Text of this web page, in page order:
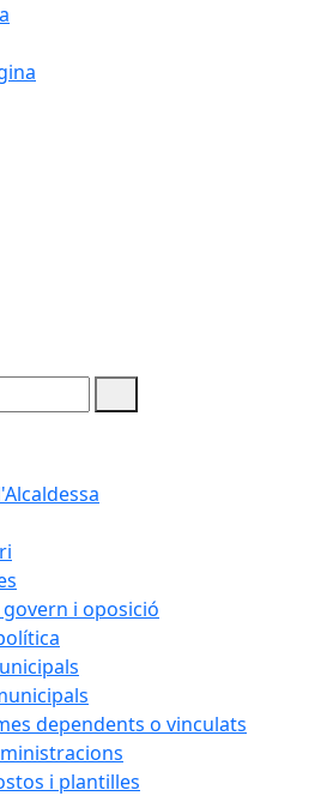
govern i oposició
dependents o vinculats
i plantilles